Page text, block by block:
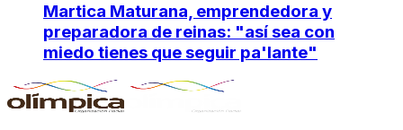
Martica Maturana, emprendedora y
preparadora de reinas: "así sea con
miedo tienes que seguir pa'lante"